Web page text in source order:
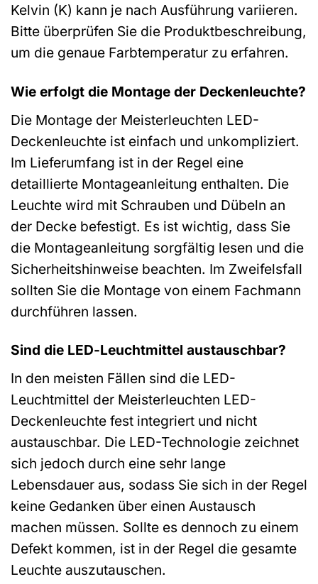
Kelvin (K) kann je nach Ausführung variieren.
Bitte überprüfen Sie die Produktbeschreibung,
um die genaue Farbtemperatur zu erfahren.
Wie erfolgt die Montage der Deckenleuchte?
Die Montage der Meisterleuchten LED-
Deckenleuchte ist einfach und unkompliziert.
Im Lieferumfang ist in der Regel eine
detaillierte Montageanleitung enthalten. Die
Leuchte wird mit Schrauben und Dübeln an
der Decke befestigt. Es ist wichtig, dass Sie
die Montageanleitung sorgfältig lesen und die
Sicherheitshinweise beachten. Im Zweifelsfall
sollten Sie die Montage von einem Fachmann
durchführen lassen.
Sind die LED-Leuchtmittel austauschbar?
In den meisten Fällen sind die LED-
Leuchtmittel der Meisterleuchten LED-
Deckenleuchte fest integriert und nicht
austauschbar. Die LED-Technologie zeichnet
sich jedoch durch eine sehr lange
Lebensdauer aus, sodass Sie sich in der Regel
keine Gedanken über einen Austausch
machen müssen. Sollte es dennoch zu einem
Defekt kommen, ist in der Regel die gesamte
Leuchte auszutauschen.